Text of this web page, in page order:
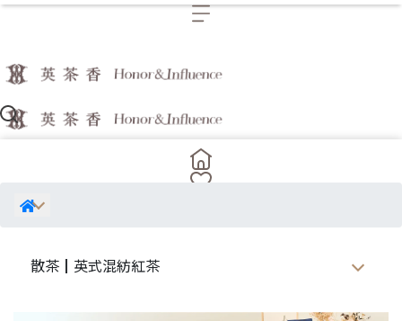
散茶┃英式混紡紅茶